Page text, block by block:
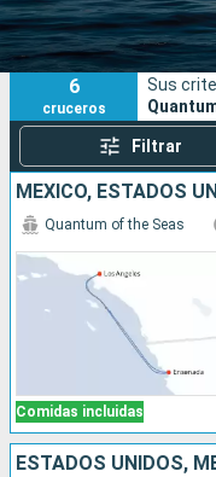
Puertos
6
cruceros
Sus
Filtrar
MÉXICO, ESTADOS
Comidas incluidas
Quantum of the Seas
ESTADOS UNIDOS,